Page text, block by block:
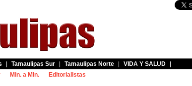
Tamaulipas Sur Tamaulipas Norte VIDA Y SALUD
Min. a Min. Editorialistas